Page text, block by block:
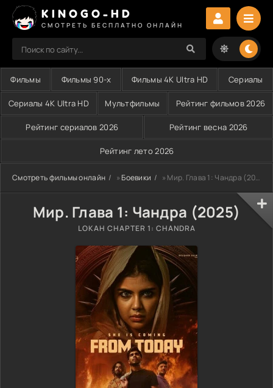
KINOGO-HD
СМОТРЕТЬ БЕСПЛАТНО ОНЛАЙН
Фильмы Фильмы 90-х Фильмы 4K Ultra HD Сериалы
Сериалы 4K Ultra HD Мультфильмы Рейтинг фильмов 2026
Рейтинг сериалов 2026 Рейтинг весна 2026
Рейтинг лето 2026
Смотреть фильмы онлайн »Боевики » Мир. Глава 1: Чандра (2025)
Мир. Глава 1: Чандра (2025)
LOKAH CHAPTER 1: CHANDRA